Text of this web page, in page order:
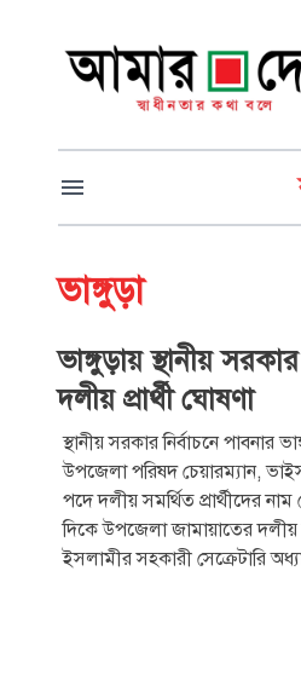
ভাঙ্গুড়া
ভাঙ্গুড়ায় স্থানীয়
দলীয় প্রার্থী ঘোষণা
স্থানীয় সরকার নির্বাচনে পাবনার
উপজেলা পরিষদ চেয়ারম্যান,
পদে দলীয় সমর্থিত প্রার্থীদের নাম ঘোষণা
দিকে উপজেলা জামায়াতের দলীয়
ইসলামীর সহকারী সেক্রেটারি